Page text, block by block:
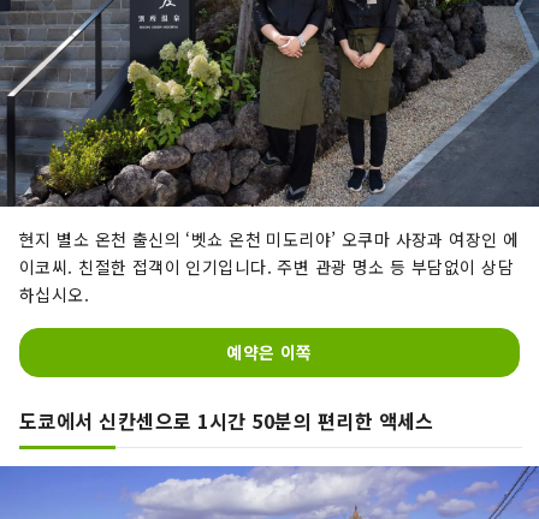
현지 별소 온천 출신의 ‘벳쇼 온천 미도리야’ 오쿠마 사장과 여장인 에
이코씨. 친절한 접객이 인기입니다. 주변 관광 명소 등 부담없이 상담
하십시오.
예약은 이쪽
도쿄에서 신칸센으로 1시간 50분의 편리한 액세스